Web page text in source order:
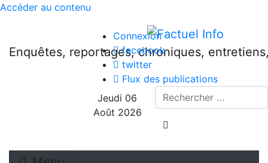
Accéder au contenu
Enquêtes, reportages, chroniques,
Connexion
facebook
twitter
Flux des publications
Jeudi 06
Août 2026
Recherche